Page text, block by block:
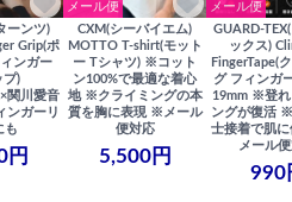
ーンツ)
Grip(ポ
ンガー
プ)
関川愛音
ンガーリ
も
円
メール便
CXM(シーバイエム)
MOTTO T-shirt(モット
ー Tシャツ) ※コット
ン100%で最適な着心
地 ※クライミングの本
質を胸に表現 ※メール
便対応
5,500円
メール便
GUARD-
ックス)
FingerTape(
グ フィンガ
19mm ※登れ
ングが復活
士接着で肌
メール
990